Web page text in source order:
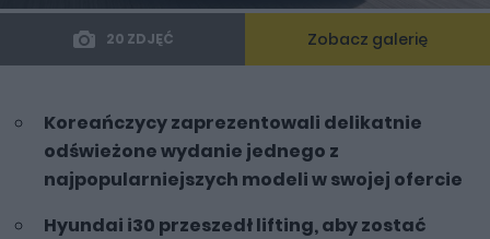
20 ZDJĘĆ Zobacz galerię
Koreańczycy zaprezentowali delikatnie
odświeżone wydanie jednego z
najpopularniejszych modeli w swojej ofercie
Hyundai i30 przeszedł lifting, aby zostać